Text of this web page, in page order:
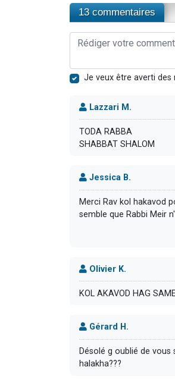
13 commentaires
Je veux être averti
Lazzari M.
TODA RABBA
SHABBAT SHALOM
Jessica B.
Merci Rav kol hakavod
semble que Rabbi Meir
Olivier K.
KOL AKAVOD HAG
Gérard H.
Désolé g oublié de
halakha???